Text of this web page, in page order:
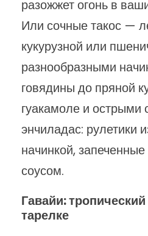
разожжет огонь в
Или сочные такос —
кукурузной или
разнообразными
говядины до пряной
гуакамоле и
энчиладас: рулетики
начинкой,
соусом.
Гавайи:
тарелке